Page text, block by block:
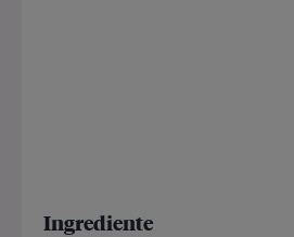
Ingrediente